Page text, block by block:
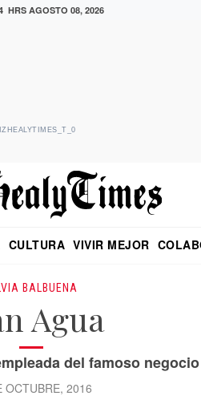
HRS AGOSTO 08, 2026
CULTURA VIVIR MEJOR
BALBUENA
Agua
del famoso
OCTUBRE, 2016